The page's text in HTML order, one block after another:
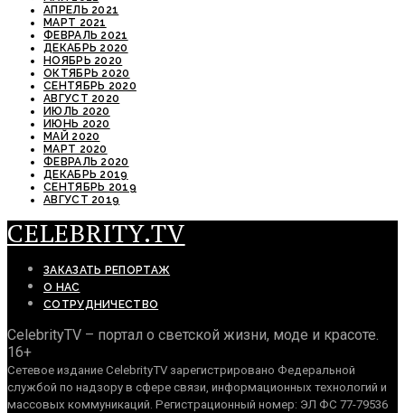
АПРЕЛЬ 2021
МАРТ 2021
ФЕВРАЛЬ 2021
ДЕКАБРЬ 2020
НОЯБРЬ 2020
ОКТЯБРЬ 2020
СЕНТЯБРЬ 2020
АВГУСТ 2020
ИЮЛЬ 2020
ИЮНЬ 2020
МАЙ 2020
МАРТ 2020
ФЕВРАЛЬ 2020
ДЕКАБРЬ 2019
СЕНТЯБРЬ 2019
АВГУСТ 2019
CELEBRITY.TV
ЗАКАЗАТЬ РЕПОРТАЖ
О НАС
СОТРУДНИЧЕСТВО
CelebrityTV – портал о светской жизни, моде и красоте.
16+
Сетевое издание CelebrityTV зарегистрировано Федеральной
службой по надзору в сфере связи, информационных технологий и
массовых коммуникаций. Регистрационный номер: ЭЛ ФС 77-79536